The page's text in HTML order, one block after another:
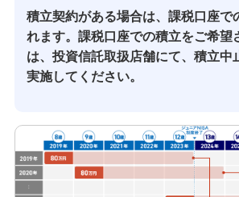
みずほ銀行について
積立契約がある場合は、課税口座で
れます。課税口座での積立をご希望
は、投資信託取扱店舗にて、積立中
実施してください。